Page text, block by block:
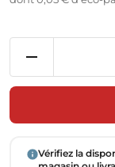
Vérifiez la